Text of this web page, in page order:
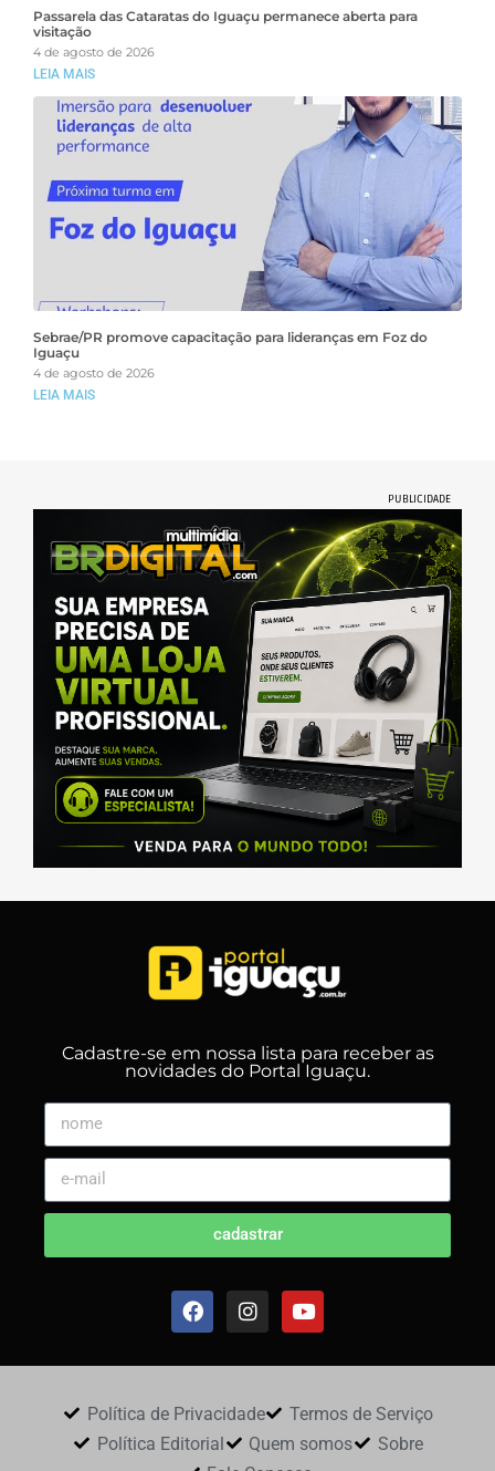
Passarela das Cataratas do Iguaçu permanece aberta para
visitação
4 de agosto de 2026
LEIA MAIS
Sebrae/PR promove capacitação para lideranças em Foz do
Iguaçu
4 de agosto de 2026
LEIA MAIS
PUBLICIDADE
Cadastre-se em nossa lista para receber as
novidades do Portal Iguaçu.
cadastrar
Política de Privacidade
Termos de Serviço
Política Editorial
Quem somos
Sobre